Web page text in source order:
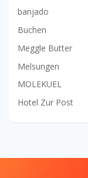
banjado
Buchen
Meggle Butter
Melsungen
MOLEKUEL
Hotel Zur Post